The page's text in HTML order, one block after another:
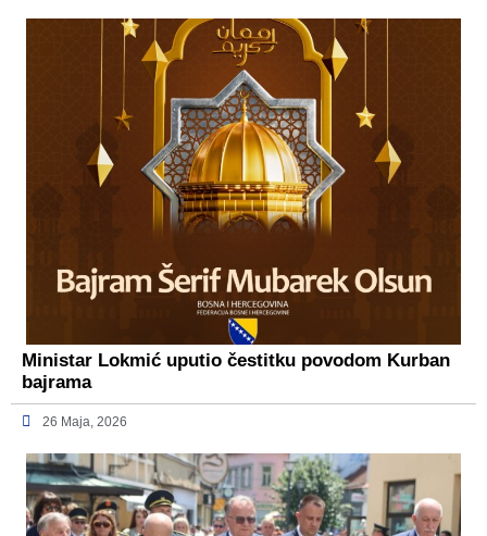
Ministar Lokmić uputio čestitku povodom Kurban
bajrama
26 Maja, 2026